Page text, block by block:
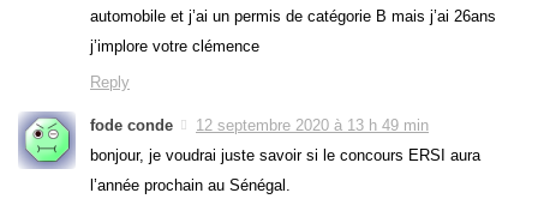
automobile et j’ai un permis de catégorie B mais j’ai 26ans
j’implore votre clémence
Reply
fode conde
12 septembre 2020 à 13 h 49 min
bonjour, je voudrai juste savoir si le concours ERSI aura
l’année prochain au Sénégal.